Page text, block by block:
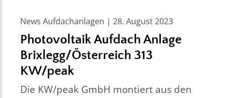
News Aufdachanlagen | 28. August 2023
Photovoltaik Aufdach Anlage
Brixlegg/Österreich 313
KW/peak
Die KW/peak GmbH montiert aus den